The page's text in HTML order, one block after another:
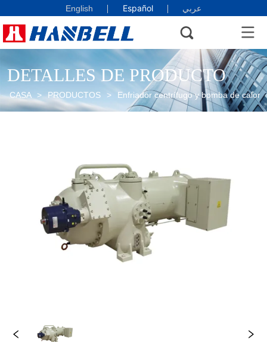
English Español عربي
DETALLES DE PRODUCTO
CASA > PRODUCTOS > Enfriador centrífugo y bomba de calor